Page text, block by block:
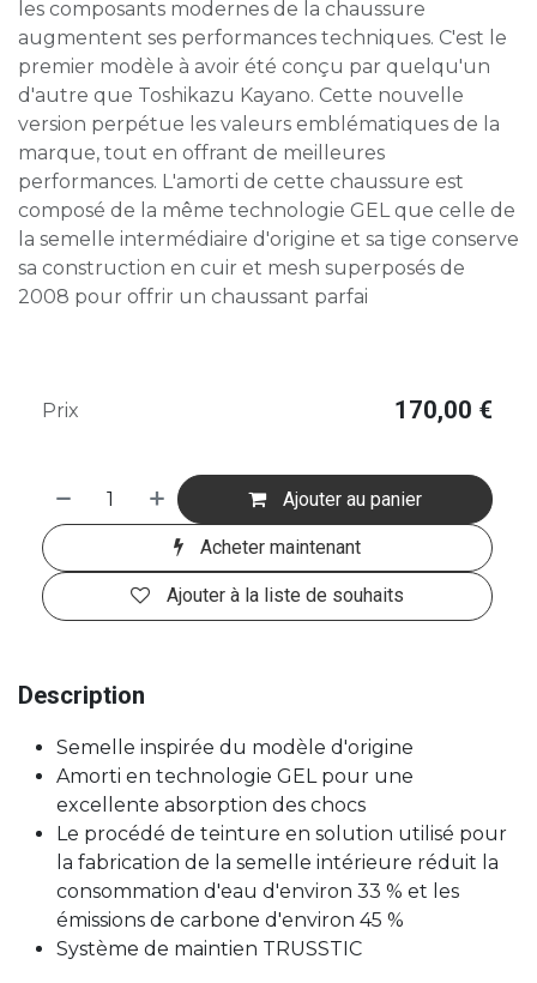
les composants modernes de la chaussure
augmentent ses performances techniques. C'est le
premier modèle à avoir été conçu par quelqu'un
d'autre que Toshikazu Kayano. Cette nouvelle
version perpétue les valeurs emblématiques de la
marque, tout en offrant de meilleures
performances. L'amorti de cette chaussure est
composé de la même technologie GEL que celle de
la semelle intermédiaire d'origine et sa tige conserve
sa construction en cuir et mesh superposés de
2008 pour offrir un chaussant parfai
Ajouter au panier
Acheter maintenant
Ajouter à la liste de souhaits
Prix 170,00 €
Description
Semelle inspirée du modèle d'origine
Amorti en technologie GEL pour une
excellente absorption des chocs
Le procédé de teinture en solution utilisé pour
la fabrication de la semelle intérieure réduit la
consommation d'eau d'environ 33 % et les
émissions de carbone d'environ 45 %
Système de maintien TRUSSTIC